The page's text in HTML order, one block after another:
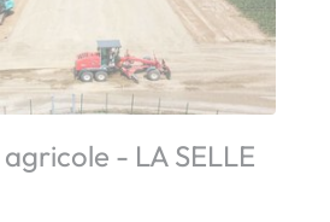
- LA SELLE